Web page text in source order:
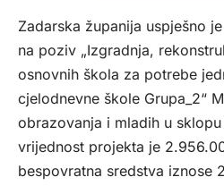
Zadarska županija uspješno
na poziv „Izgradnja,
osnovnih škola za potrebe
cjelodnevne škole Grupa_2“
obrazovanja i mladih u sklopu
vrijednost projekta je
bespovratna sredstva iznose